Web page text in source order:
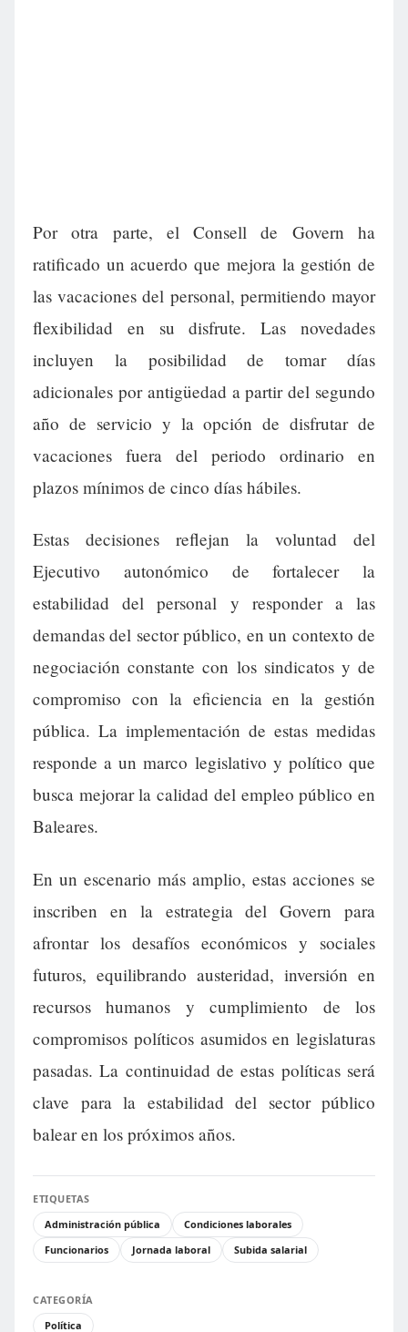
Por otra parte, el Consell de Govern ha
ratificado un acuerdo que mejora la gestión de
las vacaciones del personal, permitiendo mayor
flexibilidad en su disfrute. Las novedades
incluyen la posibilidad de tomar días
adicionales por antigüedad a partir del segundo
año de servicio y la opción de disfrutar de
vacaciones fuera del periodo ordinario en
plazos mínimos de cinco días hábiles.
Estas decisiones reflejan la voluntad del
Ejecutivo autonómico de fortalecer la
estabilidad del personal y responder a las
demandas del sector público, en un contexto de
negociación constante con los sindicatos y de
compromiso con la eficiencia en la gestión
pública. La implementación de estas medidas
responde a un marco legislativo y político que
busca mejorar la calidad del empleo público en
Baleares.
En un escenario más amplio, estas acciones se
inscriben en la estrategia del Govern para
afrontar los desafíos económicos y sociales
futuros, equilibrando austeridad, inversión en
recursos humanos y cumplimiento de los
compromisos políticos asumidos en legislaturas
pasadas. La continuidad de estas políticas será
clave para la estabilidad del sector público
balear en los próximos años.
ETIQUETAS
Administración pública
Condiciones laborales
Funcionarios
Jornada laboral Subida salarial
CATEGORÍA
Política